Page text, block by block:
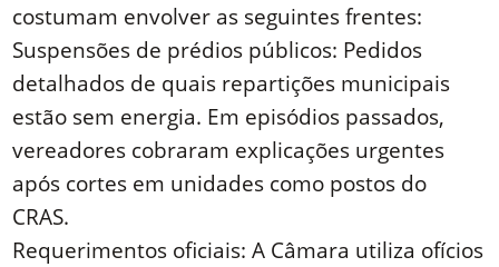
costumam envolver as seguintes frentes:
Suspensões de prédios públicos: Pedidos
detalhados de quais repartições municipais
estão sem energia. Em episódios passados,
vereadores cobraram explicações urgentes
após cortes em unidades como postos do
CRAS.
Requerimentos oficiais: A Câmara utiliza ofícios